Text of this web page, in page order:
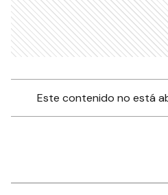
Este contenido no está